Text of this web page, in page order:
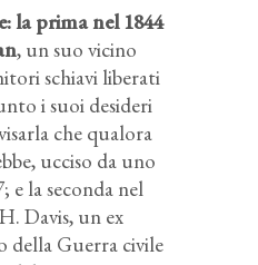
la prima nel 1844
, un suo vicino
schiavi liberati
i suoi desideri
che qualora
ucciso da uno
e la seconda nel
Davis, un ex
della Guerra civile